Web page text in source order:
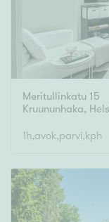
Meritullinkatu 15
Kruununhaka,
1h,avok,parvi,kph